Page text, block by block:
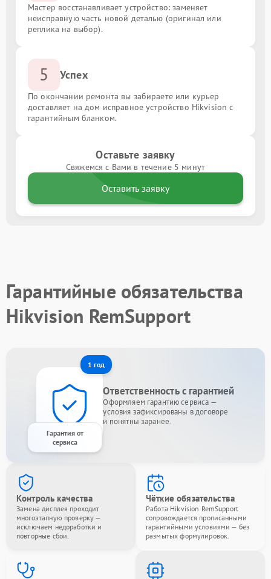
Мастер восстанавливает устройство: заменяет
неисправную часть новой деталью (оригинал или
реплика на выбор).
5 Успех
По окончании ремонта вы забираете или курьер
доставляет на дом исправное устройство Hikvision с
гарантийным бланком.
Оставьте заявку
Свяжемся с Вами в течение 5 минут
Оставить заявку
Гарантийные обязательства
Hikvision RemSupport
1 год
Гарантия от
сервиса
Ответственность с гарантией
Оформляем гарантию сервиса —
условия зафиксированы в договоре
и понятны заранее.
Контроль качества
Замена дисплея проходит
многоэтапную проверку —
исключаем недоработки и
повторные сбои.
Чёткие обязательства
Работа Hikvision RemSupport
сопровождается прописанными
гарантийными условиями — без
размытых формулировок.